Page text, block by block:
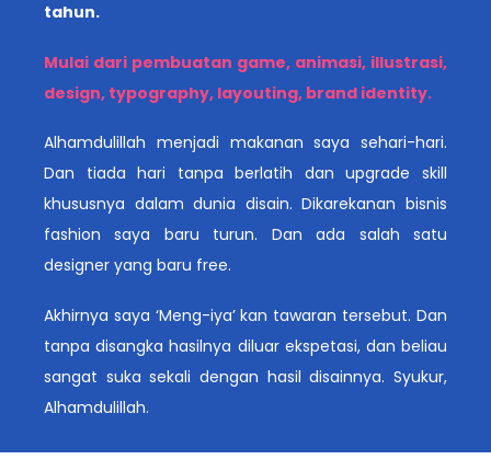
tahun.
Mulai dari pembuatan game, animasi, illustrasi,
design, typography, layouting, brand identity.
Alhamdulillah menjadi makanan saya sehari-hari.
Dan tiada hari tanpa berlatih dan upgrade skill
khususnya dalam dunia disain. Dikarekanan bisnis
fashion saya baru turun. Dan ada salah satu
designer yang baru free.
Akhirnya saya ‘Meng-iya’ kan tawaran tersebut. Dan
tanpa disangka hasilnya diluar ekspetasi, dan beliau
sangat suka sekali dengan hasil disainnya. Syukur,
Alhamdulillah.